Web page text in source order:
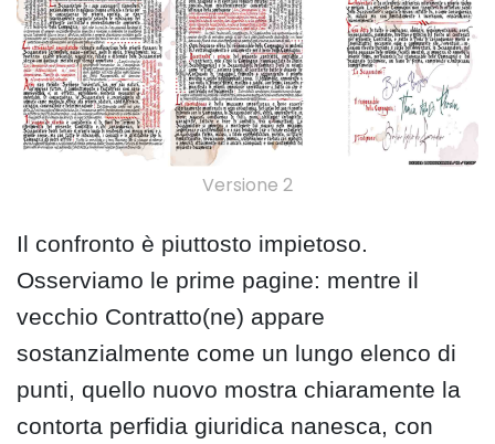
Versione 2
Il confronto è piuttosto impietoso.
Osserviamo le prime pagine: mentre il
vecchio Contratto(ne) appare
sostanzialmente come un lungo elenco di
punti, quello nuovo mostra chiaramente la
contorta perfidia giuridica nanesca, con